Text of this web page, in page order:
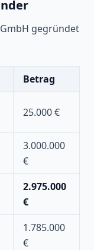
gegründet
Betrag
25.000 €
3.000.000
€
2.975.000
€
1.785.000
€